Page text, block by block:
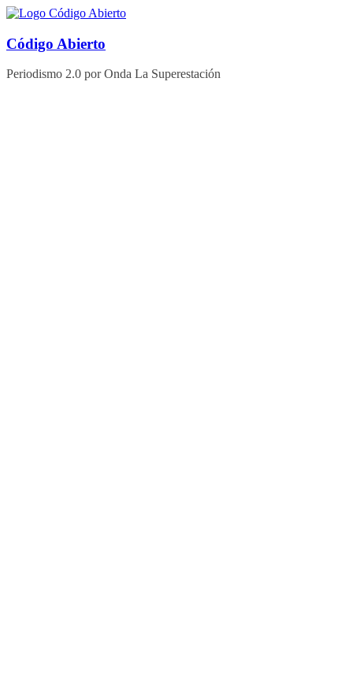
Saltar
contenido
Código Abierto
Periodismo 2.0 por Onda La Superestación